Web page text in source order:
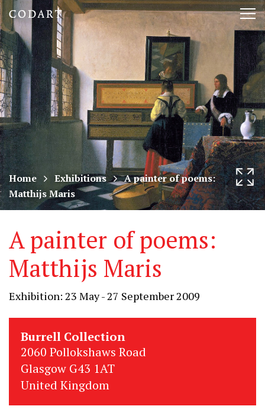
CODART,
Dutch
and
Flemish
art
in
museums
worldwide
Home Exhibitions
A painter of poems:
Matthijs Maris
A painter of poems:
Matthijs Maris
Exhibition: 23 May - 27 September 2009
Burrell Collection
2060 Pollokshaws Road
Glasgow G43 1AT
United Kingdom